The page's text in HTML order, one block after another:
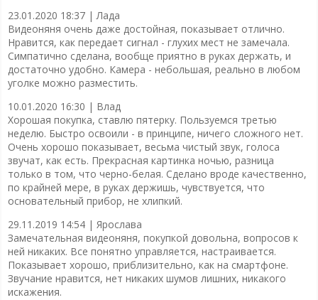
23.01.2020 18:37 |Лада
Видеоняня очень даже достойная, показывает отлично.
Нравится, как передает сигнал - глухих мест не замечала.
Симпатично сделана, вообще приятно в руках держать, и
достаточно удобно. Камера - небольшая, реально в любом
уголке можно разместить.
10.01.2020 16:30 | Влад
Хорошая покупка, ставлю пятерку. Пользуемся третью
неделю. Быстро освоили - в принципе, ничего сложного нет.
Очень хорошо показывает, весьма чистый звук, голоса
звучат, как есть. Прекрасная картинка ночью, разница
только в том, что черно-белая. Сделано вроде качественно,
по крайней мере, в руках держишь, чувствуется, что
основательный прибор, не хлипкий.
29.11.2019 14:54 | Ярослава
Замечательная видеоняня, покупкой довольна, вопросов к
ней никаких. Все понятно управляется, настраивается.
Показывает хорошо, приблизительно, как на смартфоне.
Звучание нравится, нет никаких шумов лишних, никакого
искажения.